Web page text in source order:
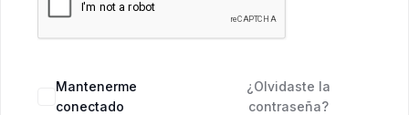
Mantenerme
conectado
¿Olvidaste la
contraseña?